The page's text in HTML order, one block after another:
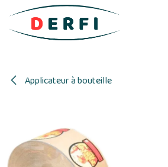
Se rendre au contenu
Applicateur à bouteille